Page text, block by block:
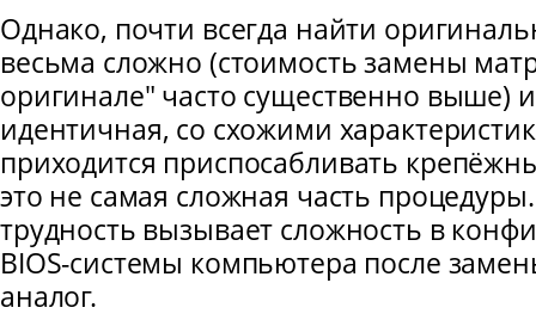
Однако, почти всегда найти
весьма сложно (стоимость замены
оригинале" часто существенно выше)
идентичная, со схожими
приходится приспосабливать
это не самая сложная часть
трудность вызывает сложность в
ВIOS-системы компьютера после
аналог.